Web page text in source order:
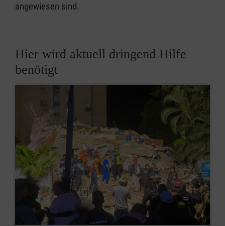
angewiesen sind.
Hier wird aktuell dringend Hilfe
benötigt